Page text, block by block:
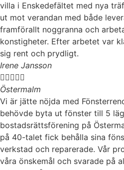
villa i Enskedefältet med nya
ut mot verandan med både
framförallt noggranna och
konstigheter. Efter arbetet var
sig rent och prydligt.
Irene Jansson

Östermalm
Vi är jätte nöjda med
behövde byta ut fönster till 5
bostadsrättsförening på
på 40-talet fick behålla sina
verkstad och reparerade. Vår
våra önskemål och svarade på